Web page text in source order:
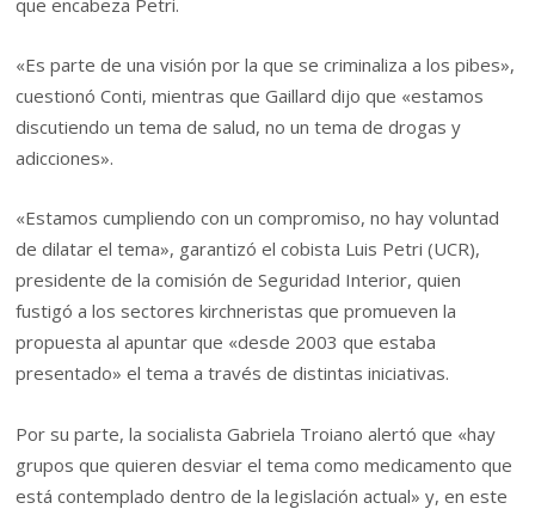
«Es parte de una visión por la que se criminaliza a los pibes»,
cuestionó Conti, mientras que Gaillard dijo que «estamos
discutiendo un tema de salud, no un tema de drogas y
adicciones».
«Estamos cumpliendo con un compromiso, no hay voluntad
de dilatar el tema», garantizó el cobista Luis Petri (UCR),
presidente de la comisión de Seguridad Interior, quien
fustigó a los sectores kirchneristas que promueven la
propuesta al apuntar que «desde 2003 que estaba
presentado» el tema a través de distintas iniciativas.
Por su parte, la socialista Gabriela Troiano alertó que «hay
grupos que quieren desviar el tema como medicamento que
está contemplado dentro de la legislación actual» y, en este